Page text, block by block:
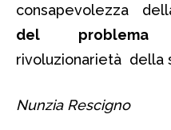
consapevolezza
del problema
rivoluzionarietà della
Nunzia Rescigno